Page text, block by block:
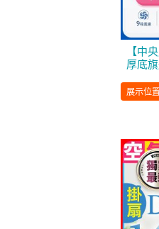
【中
厚底
展示位
數